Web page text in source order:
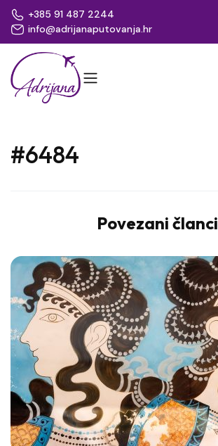
+385 91 487 2244
info@adrijanaputovanja.hr
#6484
Povezani članci